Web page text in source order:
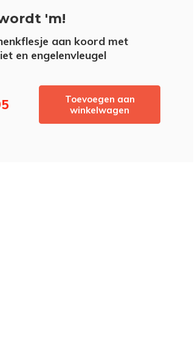
'm!
aan koord met
en engelenvleugel
Toevoegen aan
winkelwagen